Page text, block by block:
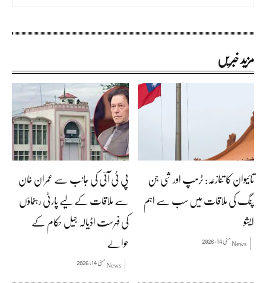
مزید خبریں
تائیوان کا تنازعہ: ٹرمپ اور شی جن
پنگ کی ملاقات میں سب سے اہم
ایشو
Newsمئی 14, 2026
پی ٹی آئی کی جانب سے عمران خان
سے ملاقات کے لیے پارٹی رہنماؤں
کی فہرست اڈیالہ جیل حکام کے
حوالے
Newsمئی 14, 2026